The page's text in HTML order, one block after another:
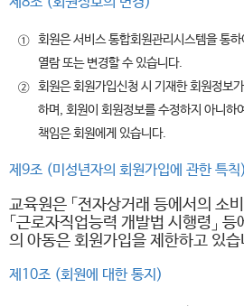
①
회원은 서비스 통합회원관리시스템을 통
열람 또는 변경할 수 있습니다.
②
회원은 회원가입신청 시 기재한 회원정보
하며, 회원이 회원정보를 수정하지 아니하
책임은 회원에게 있습니다.
제9조 (미성년자의 회원가입에 관한 특칙)
교육원은 「전자상거래 등에서의 소
「근로자직업능력 개발법 시행령」
의 아동은 회원가입을 제한하고 있습
제10조 (회원에 대한 통지)